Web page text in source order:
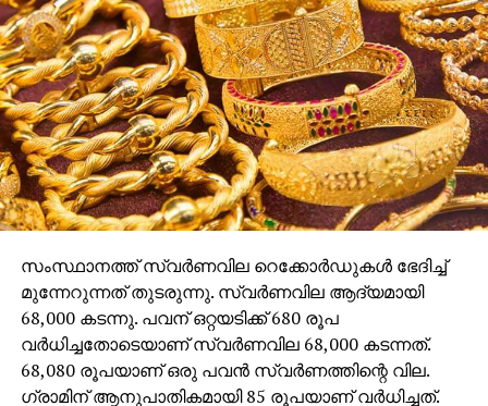
സംസ്ഥാനത്ത് സ്വര്‍ണവില റെക്കോര്‍ഡുകള്‍ ഭേദിച്ച്
മുന്നേറുന്നത് തുടരുന്നു. സ്വര്‍ണവില ആദ്യമായി
68,000 കടന്നു. പവന് ഒറ്റയടിക്ക് 680 രൂപ
വര്‍ധിച്ചതോടെയാണ് സ്വര്‍ണവില 68,000 കടന്നത്.
68,080 രൂപയാണ് ഒരു പവന്‍ സ്വര്‍ണത്തിന്റെ വില.
ഗ്രാമിന് ആനുപാതികമായി 85 രൂപയാണ് വര്‍ധിച്ചത്.